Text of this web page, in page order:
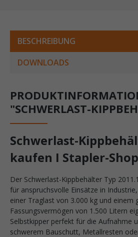
BESCHREIBUNG
DOWNLOADS
"SCHWERLAST-
Schwerlast-
kaufen I Stapler-
Der Schwerlast-Kippbehälter Typ
für anspruchsvolle Einsätze in
einer Traglast von 3.000 kg und einem
Fassungsvermögen von 1.500 Litern
Selbstkipper perfekt für die Aufnahme
schwerem Bauschutt, Metallresten